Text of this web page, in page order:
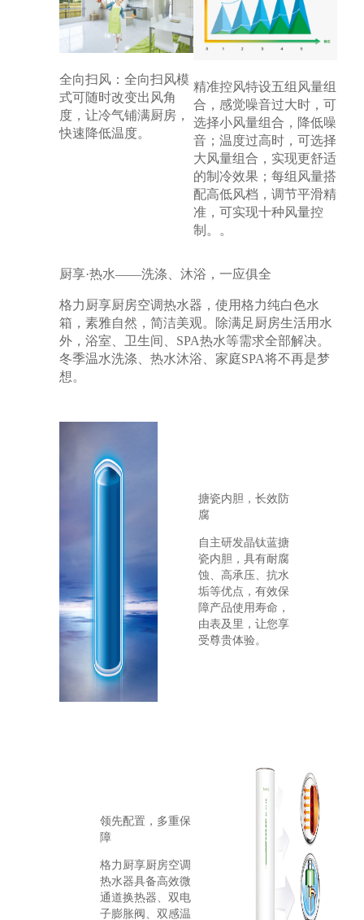
全向扫风：全向扫风模
式可随时改变出风角
度，让冷气铺满厨房，
快速降低温度。
精准控风特设五组风量组
合，感觉噪音过大时，可
选择小风量组合，降低噪
音；温度过高时，可选择
大风量组合，实现更舒适
的制冷效果；每组风量搭
配高低风档，调节平滑精
准，可实现十种风量控
制。。
厨享·热水——洗涤、沐浴，一应俱全
格力厨享厨房空调热水器，使用格力纯白色水
箱，素雅自然，简洁美观。除满足厨房生活用水
外，浴室、卫生间、SPA热水等需求全部解决。
冬季温水洗涤、热水沐浴、家庭SPA将不再是梦
想。
搪瓷内胆，长效防
腐
自主研发晶钛蓝搪
瓷内胆，具有耐腐
蚀、高承压、抗水
垢等优点，有效保
障产品使用寿命，
由表及里，让您享
受尊贵体验。
领先配置，多重保
障
格力厨享厨房空调
热水器具备高效微
通道换热器、双电
子膨胀阀、双感温